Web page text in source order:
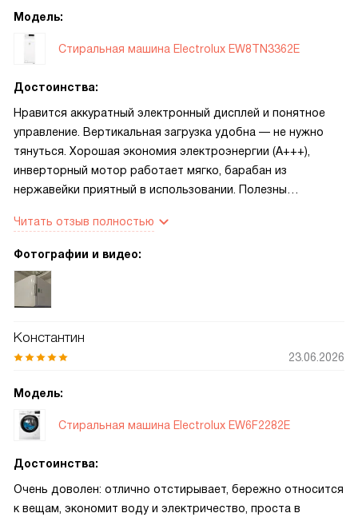
Модель:
Стиральная машина Electrolux EW8TN3362E
Достоинства:
Нравится аккуратный электронный дисплей и понятное
управление. Вертикальная загрузка удобна — не нужно
тянуться. Хорошая экономия электроэнергии (A+++),
инверторный мотор работает мягко, барабан из
нержавейки приятный в использовании. Полезны
меньше гладить. Быстрая программа 14 мин выручала,
когда нужно было срочно освежить рубашку
Читать отзыв полностью
Фотографии и видео:
Константин
23.06.2026
Модель:
Стиральная машина Electrolux EW6F2282E
Достоинства:
Очень доволен: отлично отстирывает, бережно относится
к вещам, экономит воду и электричество, проста в